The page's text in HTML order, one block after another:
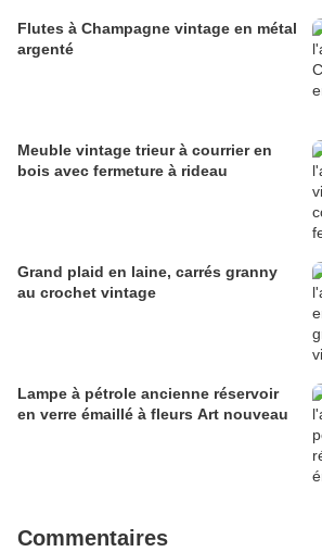
Flutes à Champagne vintage en métal
argenté
Meuble vintage trieur à courrier en
bois avec fermeture à rideau
Grand plaid en laine, carrés granny
au crochet vintage
Lampe à pétrole ancienne réservoir
en verre émaillé à fleurs Art nouveau
Commentaires